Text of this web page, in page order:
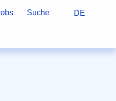
Suche DE